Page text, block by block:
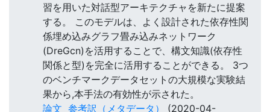
習を用いた対話型アーキテクチャを新たに提案
する。 このモデルは、よく設計された依存性関
係埋め込みグラフ畳み込みネットワーク
(DreGcn)を活用することで、構文知識(依存性
関係と型)を完全に活用することができる。 3つ
のベンチマークデータセットの大規模な実験結
果から,本手法の有効性が示された。
論文 参考訳（メタデータ） (2020-04-